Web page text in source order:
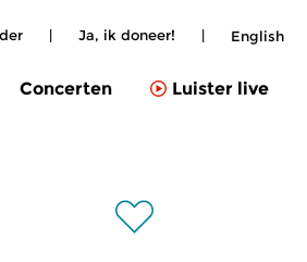
| Ja, ik doneer! | English
Concerten Luister live